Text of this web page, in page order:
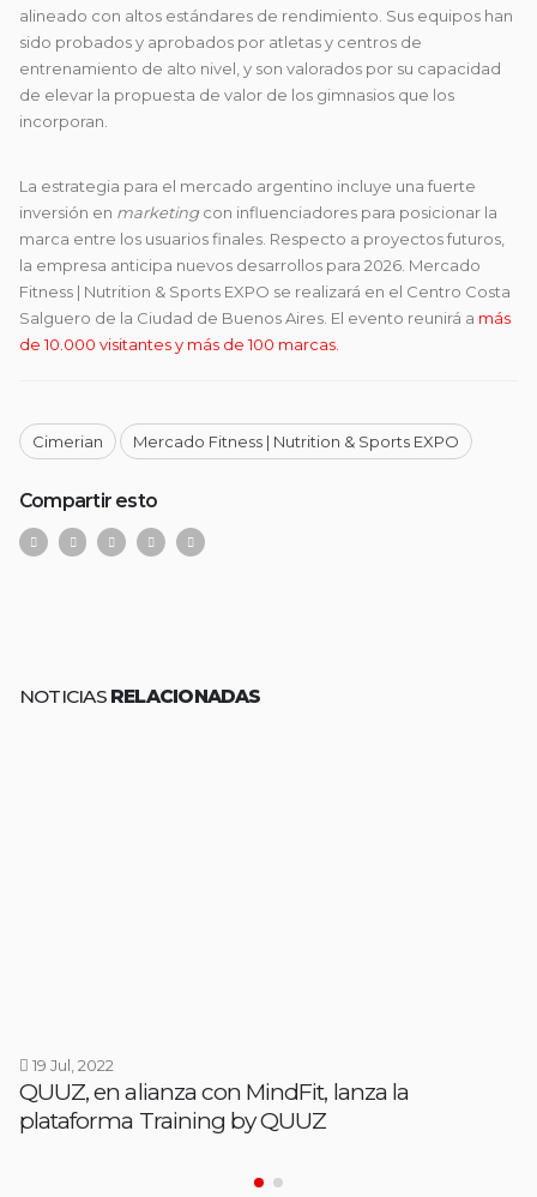
alineado con altos estándares de rendimiento. Sus equipos han
sido probados y aprobados por atletas y centros de
entrenamiento de alto nivel, y son valorados por su capacidad
de elevar la propuesta de valor de los gimnasios que los
incorporan.
La estrategia para el mercado argentino incluye una fuerte
inversión en marketingcon influenciadores para posicionar la
marca entre los usuarios finales. Respecto a proyectos futuros,
la empresa anticipa nuevos desarrollos para 2026. Mercado
Fitness | Nutrition & Sports EXPO se realizará en el Centro Costa
Salguero de la Ciudad de Buenos Aires. El evento reunirá a más
de 10.000 visitantes y más de 100 marcas.
Cimerian Mercado Fitness | Nutrition & Sports EXPO
Compartir esto
NOTICIAS RELACIONADAS
19 Jul, 2022
QUUZ, en alianza con MindFit, lanza la
plataforma Training by QUUZ